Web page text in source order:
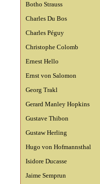
Botho Strauss
Charles Du Bos
Charles Péguy
Christophe Colomb
Ernest Hello
Ernst von Salomon
Georg Trakl
Gerard Manley Hopkins
Gustave Thibon
Gustaw Herling
Hugo von Hofmannsthal
Isidore Ducasse
Jaime Semprun